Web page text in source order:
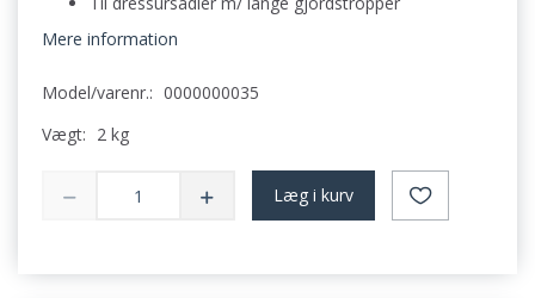
Mere information
Model/varenr.: 0000000035
Vægt: 2 kg
Læg i kurv